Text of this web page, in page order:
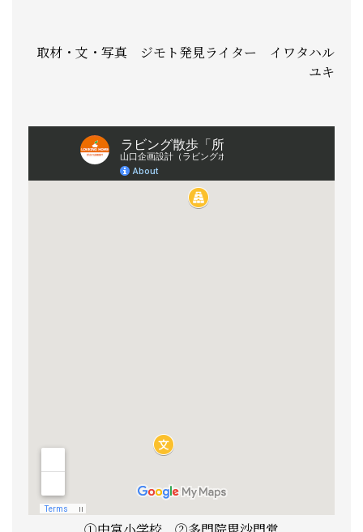
取材・文・写真 ジモト発見ライター イワタハル
ユキ